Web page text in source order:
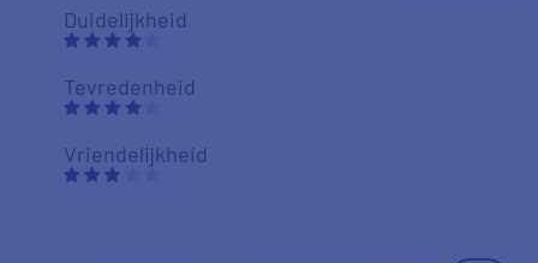
Duidelijkheid
Tevredenheid
Vriendelijkheid